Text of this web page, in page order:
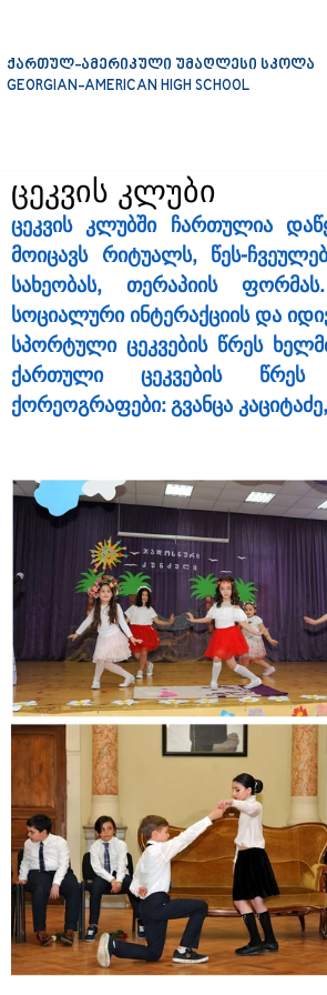
ქართულ-ამერიკული უმაღლესი სკოლა
GEORGIAN-AMERICAN HIGH SCHOOL
ცეკვის კლუბი
ცეკვის კლუბში ჩართულია
მოიცავს რიტუალს, წეს-
სახეობას, თერაპიის ფორმას.
სოციალური ინტერაქციის და
სპორტული ცეკვების წრეს
ქართული ცეკვების წრეს
ქორეოგრაფები: გვანცა